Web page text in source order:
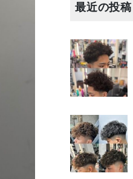
最近の投稿